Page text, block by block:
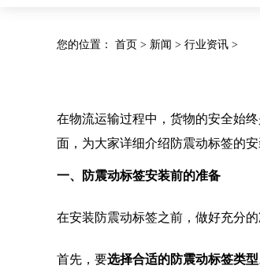
您的位置： 首页 > 新闻 > 行业资讯 >
在物流运输过程中，货物的安全始
面，为大家详细介绍防震动标签的安
一、防震动标签安装前的准备
在安装防震动标签之前，做好充分
首先，要选择合适的防震动标签类型